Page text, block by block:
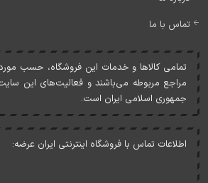
تماس با ما
تمامی کالاها و خدمات اين فروشگاه، حسب مورد
مراجع مربوطه می‌باشند و فعاليت‌های اين
جمهوری اسلامی ايران است.
اطلاعات تماس با فروشگاه اینترنتی ایران عرضه: